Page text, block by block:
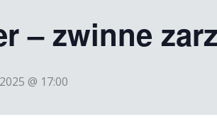
– zwinne
@ 17:00